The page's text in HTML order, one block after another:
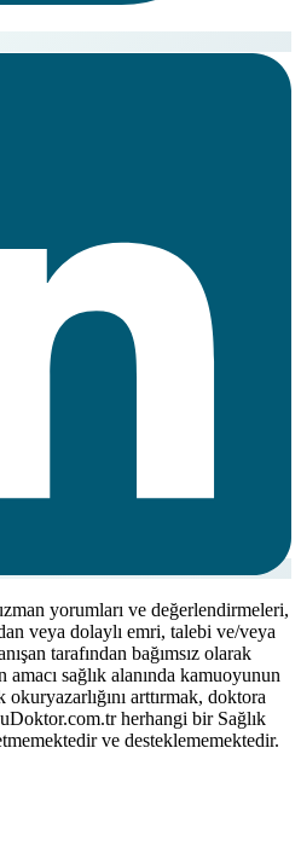
yorumları ve değerlendirmeleri,
veya dolaylı emri, talebi ve/veya
tarafından bağımsız olarak
sağlık alanında kamuoyunun
arttırmak, doktora
herhangi bir Sağlık
ve desteklememektedir.